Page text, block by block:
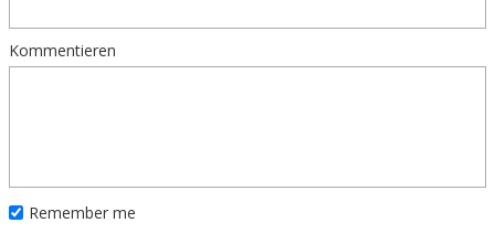
Kommentieren
Remember me